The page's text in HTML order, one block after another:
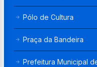
Pólo de Cultura
Praça da Bandeira
Prefeitura Municipal